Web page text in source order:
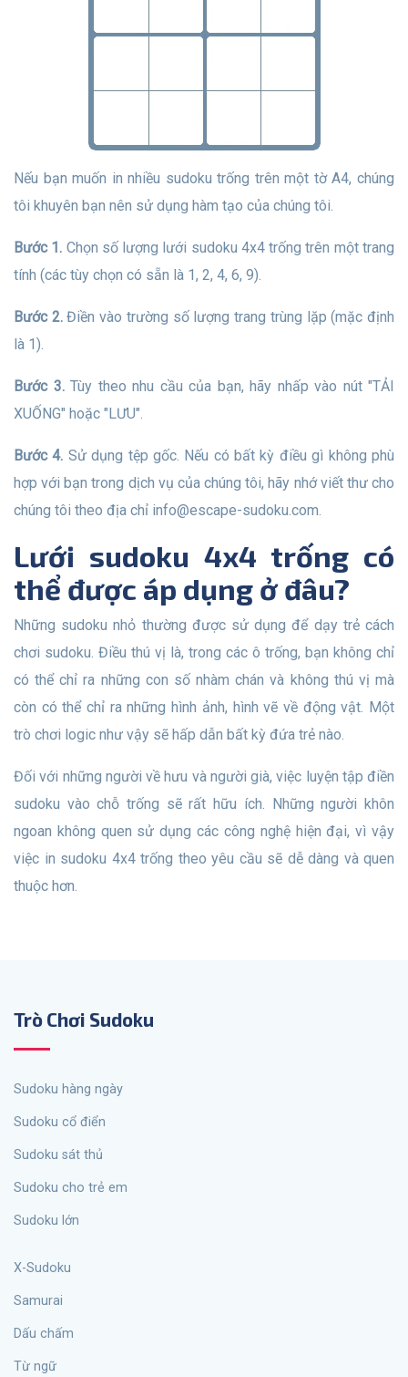
Nếu bạn muốn in nhiều sudoku trống trên một tờ A4, chúng
tôi khuyên bạn nên sử dụng hàm tạo của chúng tôi.
Bước 1. Chọn số lượng lưới sudoku 4x4 trống trên một trang
tính (các tùy chọn có sẵn là 1, 2, 4, 6, 9).
Bước 2.Điền vào trường số lượng trang trùng lặp (mặc định
là 1).
Bước 3.Tùy theo nhu cầu của bạn, hãy nhấp vào nút "TẢI
XUỐNG" hoặc "LƯU".
Bước 4. Sử dụng tệp gốc. Nếu có bất kỳ điều gì không phù
hợp với bạn trong dịch vụ của chúng tôi, hãy nhớ viết thư cho
chúng tôi theo địa chỉ info@escape-sudoku.com
Lưới sudoku 4x4 trống có
thể được áp dụng ở đâu?
Những sudoku nhỏ thường được sử dụng để dạy trẻ cách
chơi sudoku. Điều thú vị là, trong các ô trống, bạn không chỉ
có thể chỉ ra những con số nhàm chán và không thú vị mà
còn có thể chỉ ra những hình ảnh, hình vẽ về động vật. Một
trò chơi logic như vậy sẽ hấp dẫn bất kỳ đứa trẻ nào.
Đối với những người về hưu và người già, việc luyện tập điền
sudoku vào chỗ trống sẽ rất hữu ích. Những người khôn
ngoan không quen sử dụng các công nghệ hiện đại, vì vậy
việc in sudoku 4x4 trống theo yêu cầu sẽ dễ dàng và quen
thuộc hơn.
Trò Chơi Sudoku
sudoku hàng ngày
Sudoku cổ điển
Sudoku sát thủ
Sudoku cho trẻ em
Sudoku lớn
X-Sudoku
Samurai
Dấu chấm
từ ngữ